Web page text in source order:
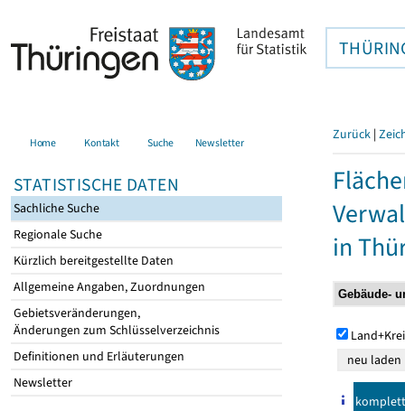
Home Kontakt Suche Newsletter
STATISTISCHE DATEN
Sachliche Suche
Regionale Suche
Kürzlich bereitgestellte Daten
Allgemeine Angaben, Zuordnungen
Gebietsveränderungen,
Änderungen zum Schlüsselverzeichnis
Definitionen und Erläuterungen
Newsletter
Zurück |
in
komplett